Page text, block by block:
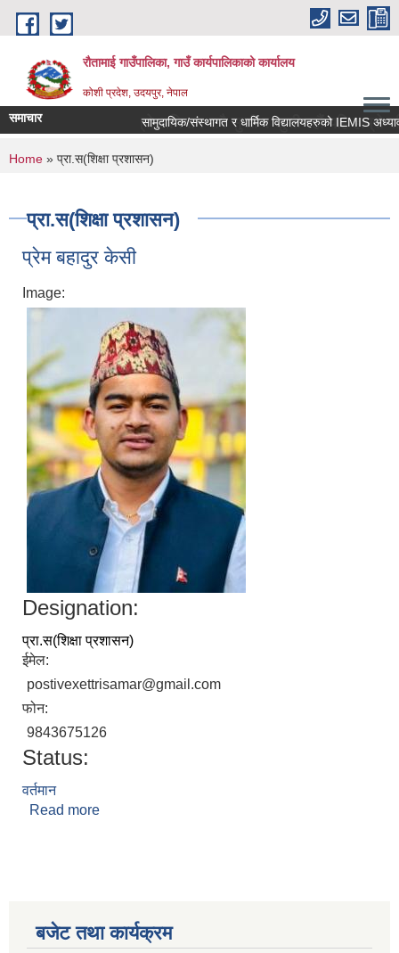
Skip to main content
रौतामाई गाउँपालिका, गाउँ कार्यपालिकाको कार्यालय
कोशी प्रदेश, उदयपुर, नेपाल
हाम्रो अभियान सबै सुखी र खुसी रहौं यहि हाम्रो पहिचान"
समाचार
You are here
Home » प्रा.स(शिक्षा प्रशासन)
प्रा.स(शिक्षा प्रशासन)
प्रेम बहादुर केसी
Image:
Designation:
प्रा.स(शिक्षा प्रशासन)
ईमेल:
postivexettrisamar@gmail.com
फोन:
9843675126
Status:
वर्तमान
Read more
बजेट तथा कार्यक्रम